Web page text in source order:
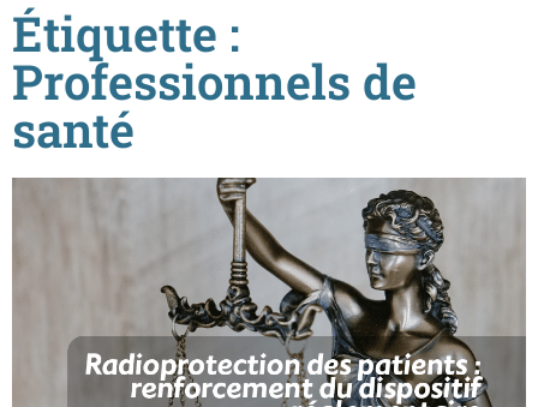
Étiquette :
Professionnels de
santé